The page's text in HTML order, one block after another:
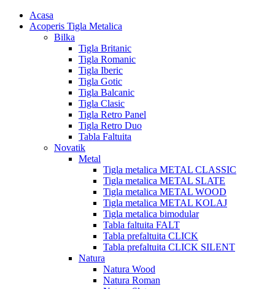
Acasa
Acoperis Tigla Metalica
Bilka
Tigla Britanic
Tigla Romanic
Tigla Iberic
Tigla Gotic
Tigla Balcanic
Tigla Clasic
Tigla Retro Panel
Tigla Retro Duo
Tabla Faltuita
Novatik
Metal
Tigla metalica METAL CLASSIC
Tigla metalica METAL SLATE
Tigla metalica METAL WOOD
Tigla metalica METAL KOLAJ
Tigla metalica bimodular
Tabla faltuita FALT
Tabla prefaltuita CLICK
Tabla prefaltuita CLICK SILENT
Natura
Natura Wood
Natura Roman